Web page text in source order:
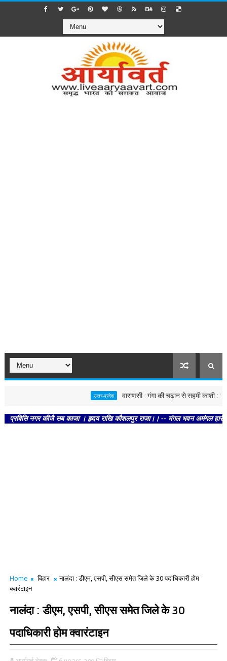
उत्तर-प्रदेश वाराणसी : गंगा की चढ़ान से सहमी काशी : छूने को
नगर कीजै सब काजा । हृदय राखि कौशलपुर राजा।। -- मंगल भवन अमंगल हारी। द्रवहु
Home बिहार
नालंदा : डीएम, एसपी, सीएस समेत जिले के 30 पदाधिकारी होम
क्वारंटाइन
नालंदा : डीएम, एसपी, सीएस समेत जिले के 30
पदाधिकारी होम क्वारंटाइन